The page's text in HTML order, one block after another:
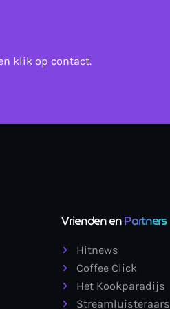
klik op contact.
Vrienden enPartners
Hitnews
Coffee Click
Het Kookparadijs
Streamluisteraars